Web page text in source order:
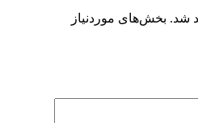
شد. بخش‌های موردنیاز